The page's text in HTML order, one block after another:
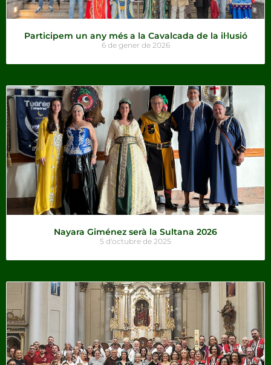
Participem un any més a la Cavalcada de la il·lusió
6 de gener de 2026
Nayara Giménez serà la Sultana 2026
5 d'octubre de 2025